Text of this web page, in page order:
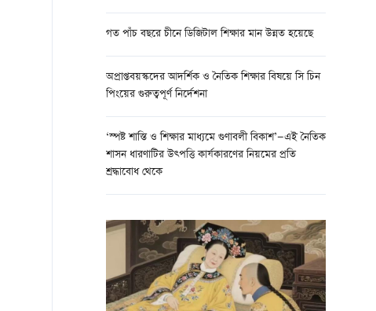
গত পাঁচ বছরে চীনে ডিজিটাল শিক্ষার মান উন্নত হয়েছে
অপ্রাপ্তবয়স্কদের আদর্শিক ও নৈতিক শিক্ষার বিষয়ে সি চিন
পিংয়ের গুরুত্বপূর্ণ নির্দেশনা
‘স্পষ্ট শাস্তি ও শিক্ষার মাধ্যমে গুণাবলী বিকাশ’—এই নৈতিক
শাসন ধারণাটির উত্পত্তি কার্যকারণের নিয়মের প্রতি
শ্রদ্ধাবোধ থেকে